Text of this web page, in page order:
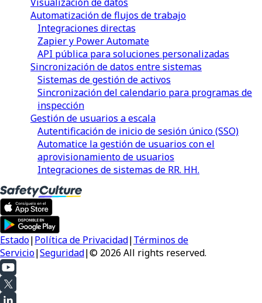
Automatización de flujos de trabajo
Integraciones directas
Zapier y Power Automate
API pública para soluciones personalizadas
Sincronización de datos entre sistemas
Sistemas de gestión de activos
Sincronización del calendario para programas de
inspección
Gestión de usuarios a escala
Autentificación de inicio de sesión único (SSO)
Automatice la gestión de usuarios con el
aprovisionamiento de usuarios
Integraciones de sistemas de RR. HH.
Estado|Política de Privacidad|Términos de
Servicio|Seguridad|© 2026 All rights reserved.